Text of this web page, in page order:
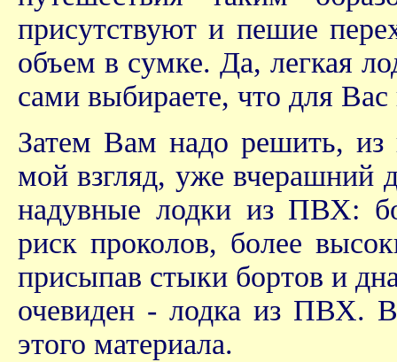
присутствуют и пешие
объем в сумке. Да, легкая
сами выбираете, что для
Затем Вам надо решить, из
мой взгляд, уже вчерашний
надувные лодки из ПВХ:
риск проколов, более
присыпав стыки бортов и
очевиден - лодка из ПВХ.
этого материала.